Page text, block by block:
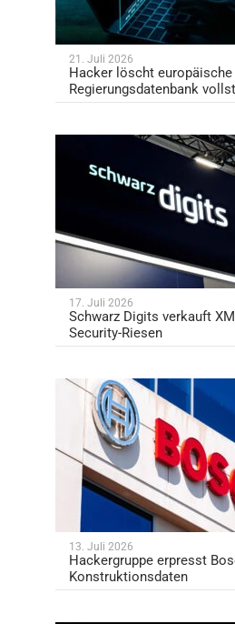
21. Juli 2026
Hacker löscht europäische
Regierungsdatenbank
17. Juli 2026
Schwarz Digits verkauft
Security-Riesen
13. Juli 2026
Hackergruppe erpresst
Konstruktionsdaten